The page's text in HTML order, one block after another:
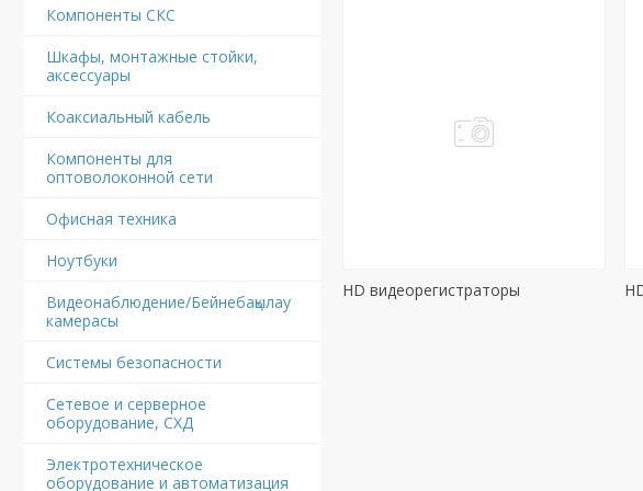
Компоненты СКС
Шкафы, монтажные стойки,
аксессуары
Коаксиальный кабель
Компоненты для
оптоволоконной сети
Офисная техника
Ноутбуки
Видеонаблюдение/Бейнебақылау
камерасы
Системы безопасности
Сетевое и серверное
оборудование, СХД
Электротехническое
оборудование и автоматизация
HD видеорегистраторы